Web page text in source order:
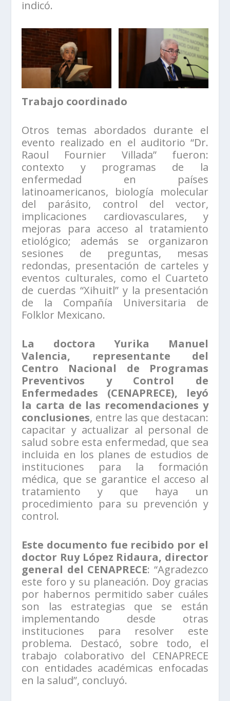
indicó.
Trabajo coordinado
Otros temas abordados durante el
evento realizado en el auditorio “Dr.
Raoul Fournier Villada” fueron:
contexto y programas de la
enfermedad en países
latinoamericanos, biología molecular
del parásito, control del vector,
implicaciones cardiovasculares, y
mejoras para acceso al tratamiento
etiológico; además se organizaron
sesiones de preguntas, mesas
redondas, presentación de carteles y
eventos culturales, como el Cuarteto
de cuerdas “Xihuitl” y la presentación
de la Compañía Universitaria de
Folklor Mexicano.
La doctora Yurika Manuel
Valencia, representante del
Centro Nacional de Programas
Preventivos y Control de
Enfermedades (CENAPRECE), leyó
la carta de las recomendaciones y
conclusiones, entre las que destacan:
capacitar y actualizar al personal de
salud sobre esta enfermedad, que sea
incluida en los planes de estudios de
instituciones para la formación
médica, que se garantice el acceso al
tratamiento y que haya un
procedimiento para su prevención y
control.
Este documento fue recibido por el
doctor Ruy López Ridaura, director
general del CENAPRECE: “Agradezco
este foro y su planeación. Doy gracias
por habernos permitido saber cuáles
son las estrategias que se están
implementando desde otras
instituciones para resolver este
problema. Destacó, sobre todo, el
trabajo colaborativo del CENAPRECE
con entidades académicas enfocadas
en la salud”, concluyó.